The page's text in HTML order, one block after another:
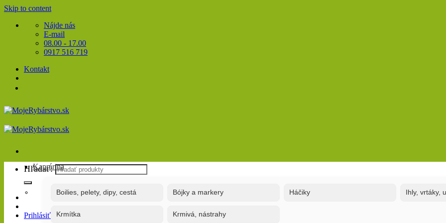
Skip to content
Nájde nás
E-mail
08.00 - 17.00
0917 516 719
Kontakt
Hľadať:
Prihlásiť / Registrovať
Kaprárina
Boilies, pelety, dipy, cestá Bójky a markery Háčiky Ihly, vrtáky,
Krmítka Krmivá, nástrahy